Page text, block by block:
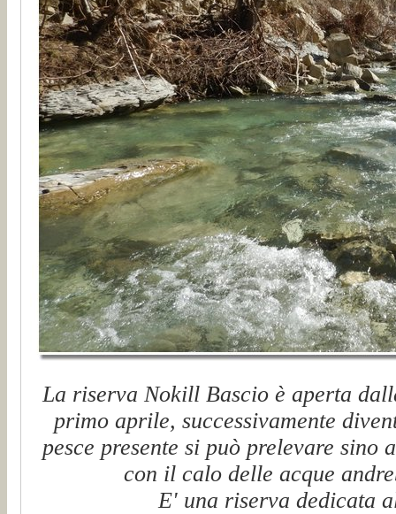
La riserva Nokill Bascio è aperta
primo aprile, successivamente
pesce presente si può prelevare sino
con il calo delle acque
E' una riserva dedicata